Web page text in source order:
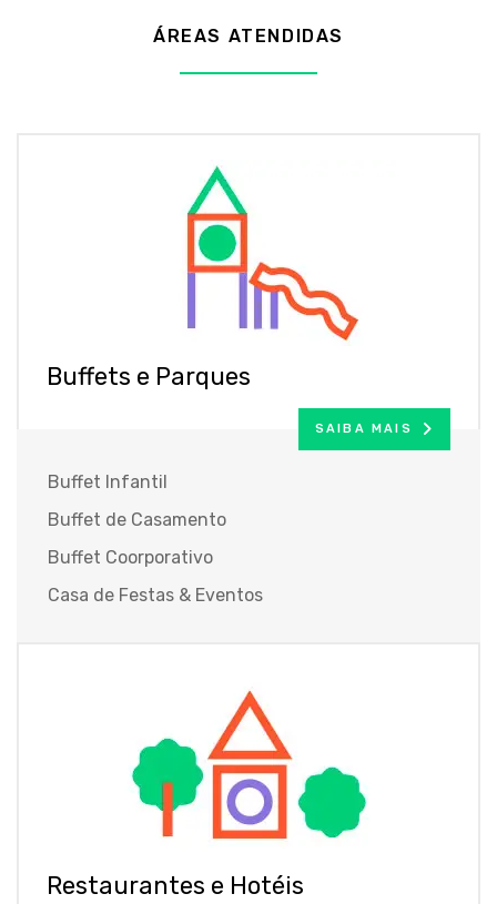
ÁREAS ATENDIDAS
Buffets e Parques
SAIBA MAIS
Buffet Infantil
Buffet de Casamento
Buffet Coorporativo
Casa de Festas & Eventos
Restaurantes e Hotéis